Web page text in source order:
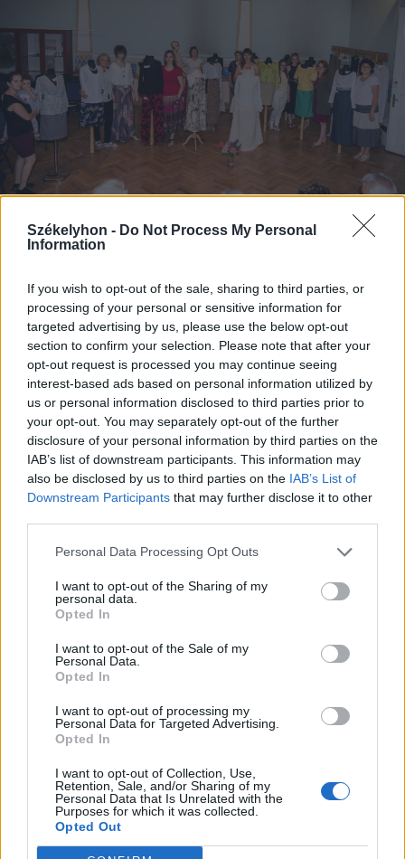
Székelyhon - Do Not Process My Personal
Information
If you wish to opt-out of the sale, sharing to third parties, or
processing of your personal or sensitive information for
targeted advertising by us, please use the below opt-out
section to confirm your selection. Please note that after your
opt-out request is processed you may continue seeing
interest-based ads based on personal information utilized by
us or personal information disclosed to third parties prior to
your opt-out. You may separately opt-out of the further
disclosure of your personal information by third parties on the
IAB’s list of downstream participants. This information may
also be disclosed by us to third parties on the IAB’s List of
Downstream Participants that may further disclose it to other
Personal Data Processing Opt Outs
I want to opt-out of the Sharing of my
personal data.
Opted In
I want to opt-out of the Sale of my
Personal Data.
Opted In
I want to opt-out of processing my
Personal Data for Targeted Advertising.
Opted In
I want to opt-out of Collection, Use,
Retention, Sale, and/or Sharing of my
Personal Data that Is Unrelated with the
Purposes for which it was collected.
Opted Out
2023. november 06., hétfő
Saját kollekció tervezésére ad
lehetőséget a Művészeti Népiskola
képzése
Megteremteni az egyensúlyt: külső
és belső szépség
Korábbi cikkek betöltése